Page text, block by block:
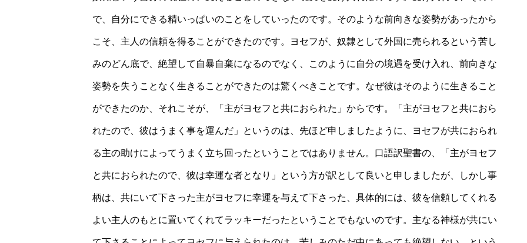
で、自分にできる精いっぱいのことをしていったのです。そのような前向きな姿勢があったから
こそ、主人の信頼を得ることができたのです。ヨセフが、奴隷として外国に売られるという苦し
みのどん底で、絶望して自暴自棄になるのでなく、このように自分の境遇を受け入れ、前向きな
姿勢を失うことなく生きることができたのは驚くべきことです。なぜ彼はそのように生きること
ができたのか、それこそが、「主がヨセフと共におられた」からです。「主がヨセフと共におら
れたので、彼はうまく事を運んだ」というのは、先ほど申しましたように、ヨセフが共におられ
る主の助けによってうまく立ち回ったということではありません。口語訳聖書の、「主がヨセフ
と共におられたので、彼は幸運な者となり」という方が訳として良いと申しましたが、しかし事
柄は、共にいて下さった主がヨセフに幸運を与えて下さった、具体的には、彼を信頼してくれる
よい主人のもとに置いてくれてラッキーだったということでもないのです。主なる神様が共にい